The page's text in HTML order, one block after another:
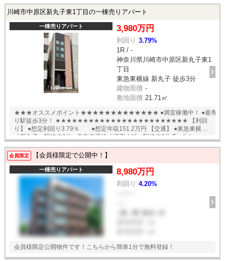
川崎市中原区新丸子東1丁目の一棟売りアパート
一棟売りアパート 3,980万円
利回り 3.79%
1R / -
神奈川県川崎市中原区新丸子東1
丁目
東急東横線 新丸子 徒歩3分
建物面積 -
敷地面積 21.71㎡
★★★オススメポイント★★★★★★★★★★★★★ ●満室稼働中！ ●最寄
り駅徒歩3分！ ★★★★★★★★★★★★★★★★★★★★★★★★ 【利回
り】 ●想定利回り3.79％ ●想定年収151.2万円 【交通】 ●東急東横線
「新丸子」駅徒歩3分 ●東急東横線「武蔵小杉」駅徒歩9分 English
会員限定 【会員様限定で公開中！】
一棟売りアパート 8,980万円
利回り 4.20%
会員様限定公開物件です！こちらから簡単1分で無料登録！